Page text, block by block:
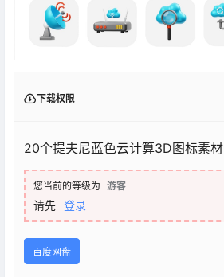
下载权限
20个提夫尼蓝色云计算3D图标素材
您当前的等级为 游客
请先 登录
百度网盘